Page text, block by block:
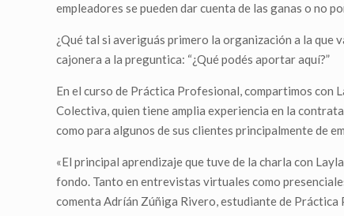
empleadores se pueden dar cuenta de las ganas o no
¿Qué tal si averiguás primero la organización a la que
cajonera a la preguntica: “¿Qué podés aportar aquí?”
En el curso de Práctica Profesional, compartimos con
Colectiva, quien tiene amplia experiencia en la
como para algunos de sus clientes principalmente de
«El principal aprendizaje que tuve de la charla con
fondo. Tanto en entrevistas virtuales como
comenta Adríán Zúñiga Rivero, estudiante de